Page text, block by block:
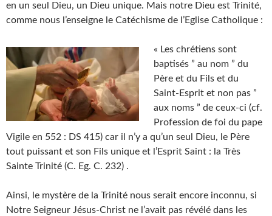
en un seul Dieu, un Dieu unique. Mais notre Dieu est Trinité,
comme nous l’enseigne le Catéchisme de l’Eglise Catholique :
« Les chrétiens sont
baptisés ” au nom ” du
Père et du Fils et du
Saint-Esprit et non pas ”
aux noms ” de ceux-ci (cf.
Profession de foi du pape
Vigile en 552 : DS 415) car il n’y a qu’un seul Dieu, le Père
tout puissant et son Fils unique et l’Esprit Saint : la Très
Sainte Trinité (C. Eg. C. 232) .
Ainsi, le mystère de la Trinité nous serait encore inconnu, si
Notre Seigneur Jésus-Christ ne l’avait pas révélé dans les